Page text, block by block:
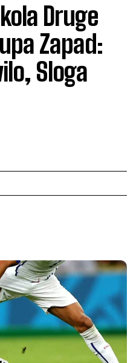
Druge
Zapad:
Sloga